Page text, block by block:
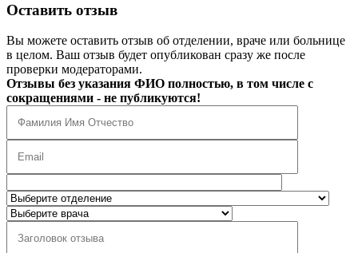
Оставить отзыв
Вы можете оставить отзыв об отделении, враче или больнице
в целом. Ваш отзыв будет опубликован сразу же после
проверки модераторами.
Отзывы без указания ФИО полностью, в том числе с
сокращениями - не публикуются!